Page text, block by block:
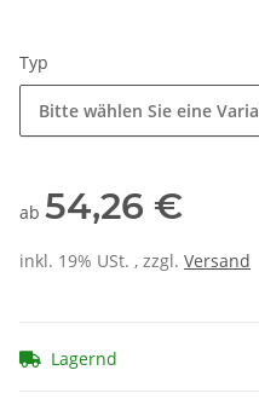
Typ
Bitte wählen Sie eine
ab 54,26 €
inkl. 19% USt. , zzgl. Versand
Lagernd